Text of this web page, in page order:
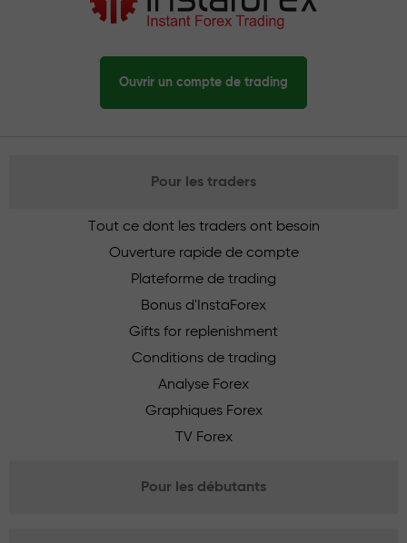
Ouvrir un compte de trading
Pour les traders
Tout ce dont les traders ont besoin
Ouverture rapide de compte
Plateforme de trading
Bonus d'InstaForex
Gifts for replenishment
Conditions de trading
Analyse Forex
Graphiques Forex
TV Forex
Pour les débutants